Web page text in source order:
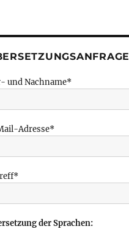
und Nachname*
Adresse*
der Sprachen: